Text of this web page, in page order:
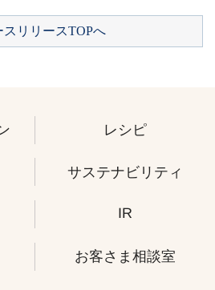
スリリースTOPへ
レシピ
サステナビリティ
IR
お客さま相談室